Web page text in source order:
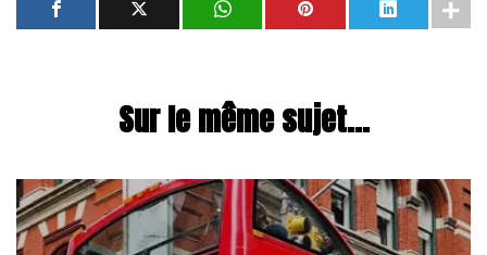
Sur le même sujet...